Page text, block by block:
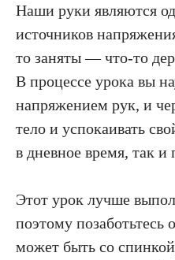
Наши руки являются
источников
то заняты — что-то
В процессе урока вы
напряжением рук, и
тело и успокаивать
в дневное время, так и
Этот урок лучше
поэтому позаботьтесь
может быть со